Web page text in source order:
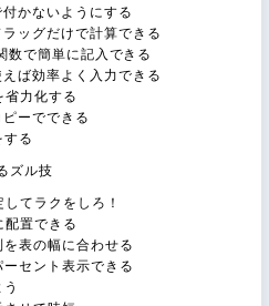
かないようにする
ッグだけで計算できる
で簡単に記入できる
ば効率よく入力できる
力化する
ーでできる
る
ズル技
てラクをしろ！
置できる
表の幅に合わせる
セント表示できる